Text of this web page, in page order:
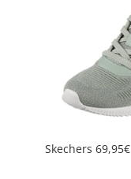
Skechers 69,95€